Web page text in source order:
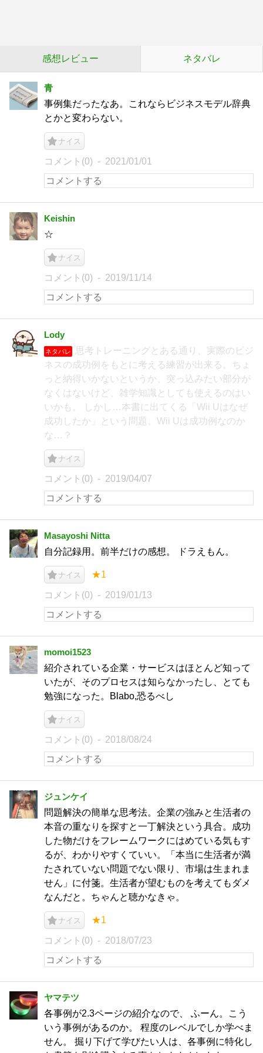
感想レビュー ネタバレ
青
事例集だったなあ。これならビジネスモデル辞典
とかと変わらない。
ナイス
コメント(0) 2021/01/01
Keishin
☆
ナイス
コメント(0) 2019/11/14
Lody
ネタバレ
思考トレーニングとある通り、実際のビジ
ネスの成功例をもとに考える練習が出来る。ちょ
っと納得いかないというか、突っ込みたい部分が
なくはないけど、雑学知識としても使えるのはい
いかも。 しかし…本書に出てくる「Wii Uはなぜ
成功したか」という問題。Wii Uは成功例なのか
な…？
ナイス
コメント(0) 2019/04/07
Masayoshi Nitta
自分記録用。前半だけの感想。 ドラえもん。
ナイス ★1
コメント(0) 2019/01/13
momoi1523
紹介されている企業・サービスはほとんど知って
いたが、そのプロセスは知らなかったし、とても
勉強になった。Blabo,恐るべし
ナイス
コメント(0) 2018/08/24
ジュンケイ
問題解決の簡単な思考法。企業の強みと生活者の
本音の重なりを探すと一丁解決という具合。成功
した物だけをフレームワークにはめている気もす
るが、わかりやすくていい。「本当に生活者が満
たされていない問題でない限り、市場は生まれま
せん」に付箋。生活者が望むものを考えてもダメ
なんだと。ちゃんと聴かなきゃ。
ナイス ★1
コメント(0) 2018/07/23
ヤマテツ
各事例が2.3ページの紹介なので、 ふーん。こう
いう事例があるのか。 程度のレベルでしか学べま
せん。 掘り下げて学びたい人は、各事例に特化し